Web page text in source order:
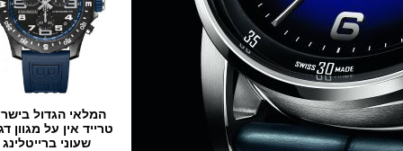
המלאי הגדול בישראל
טרייד אין על מגוון דגמים
שעוני ברייטלינג